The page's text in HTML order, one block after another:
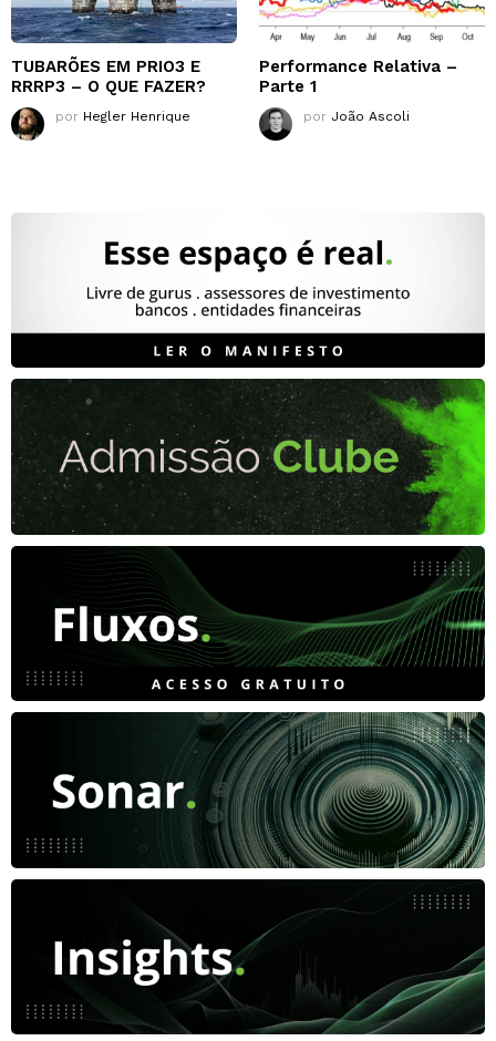
TUBARÕES EM PRIO3 E
RRRP3 – O QUE FAZER?
por Hegler Henrique
Performance Relativa –
Parte 1
por João Ascoli